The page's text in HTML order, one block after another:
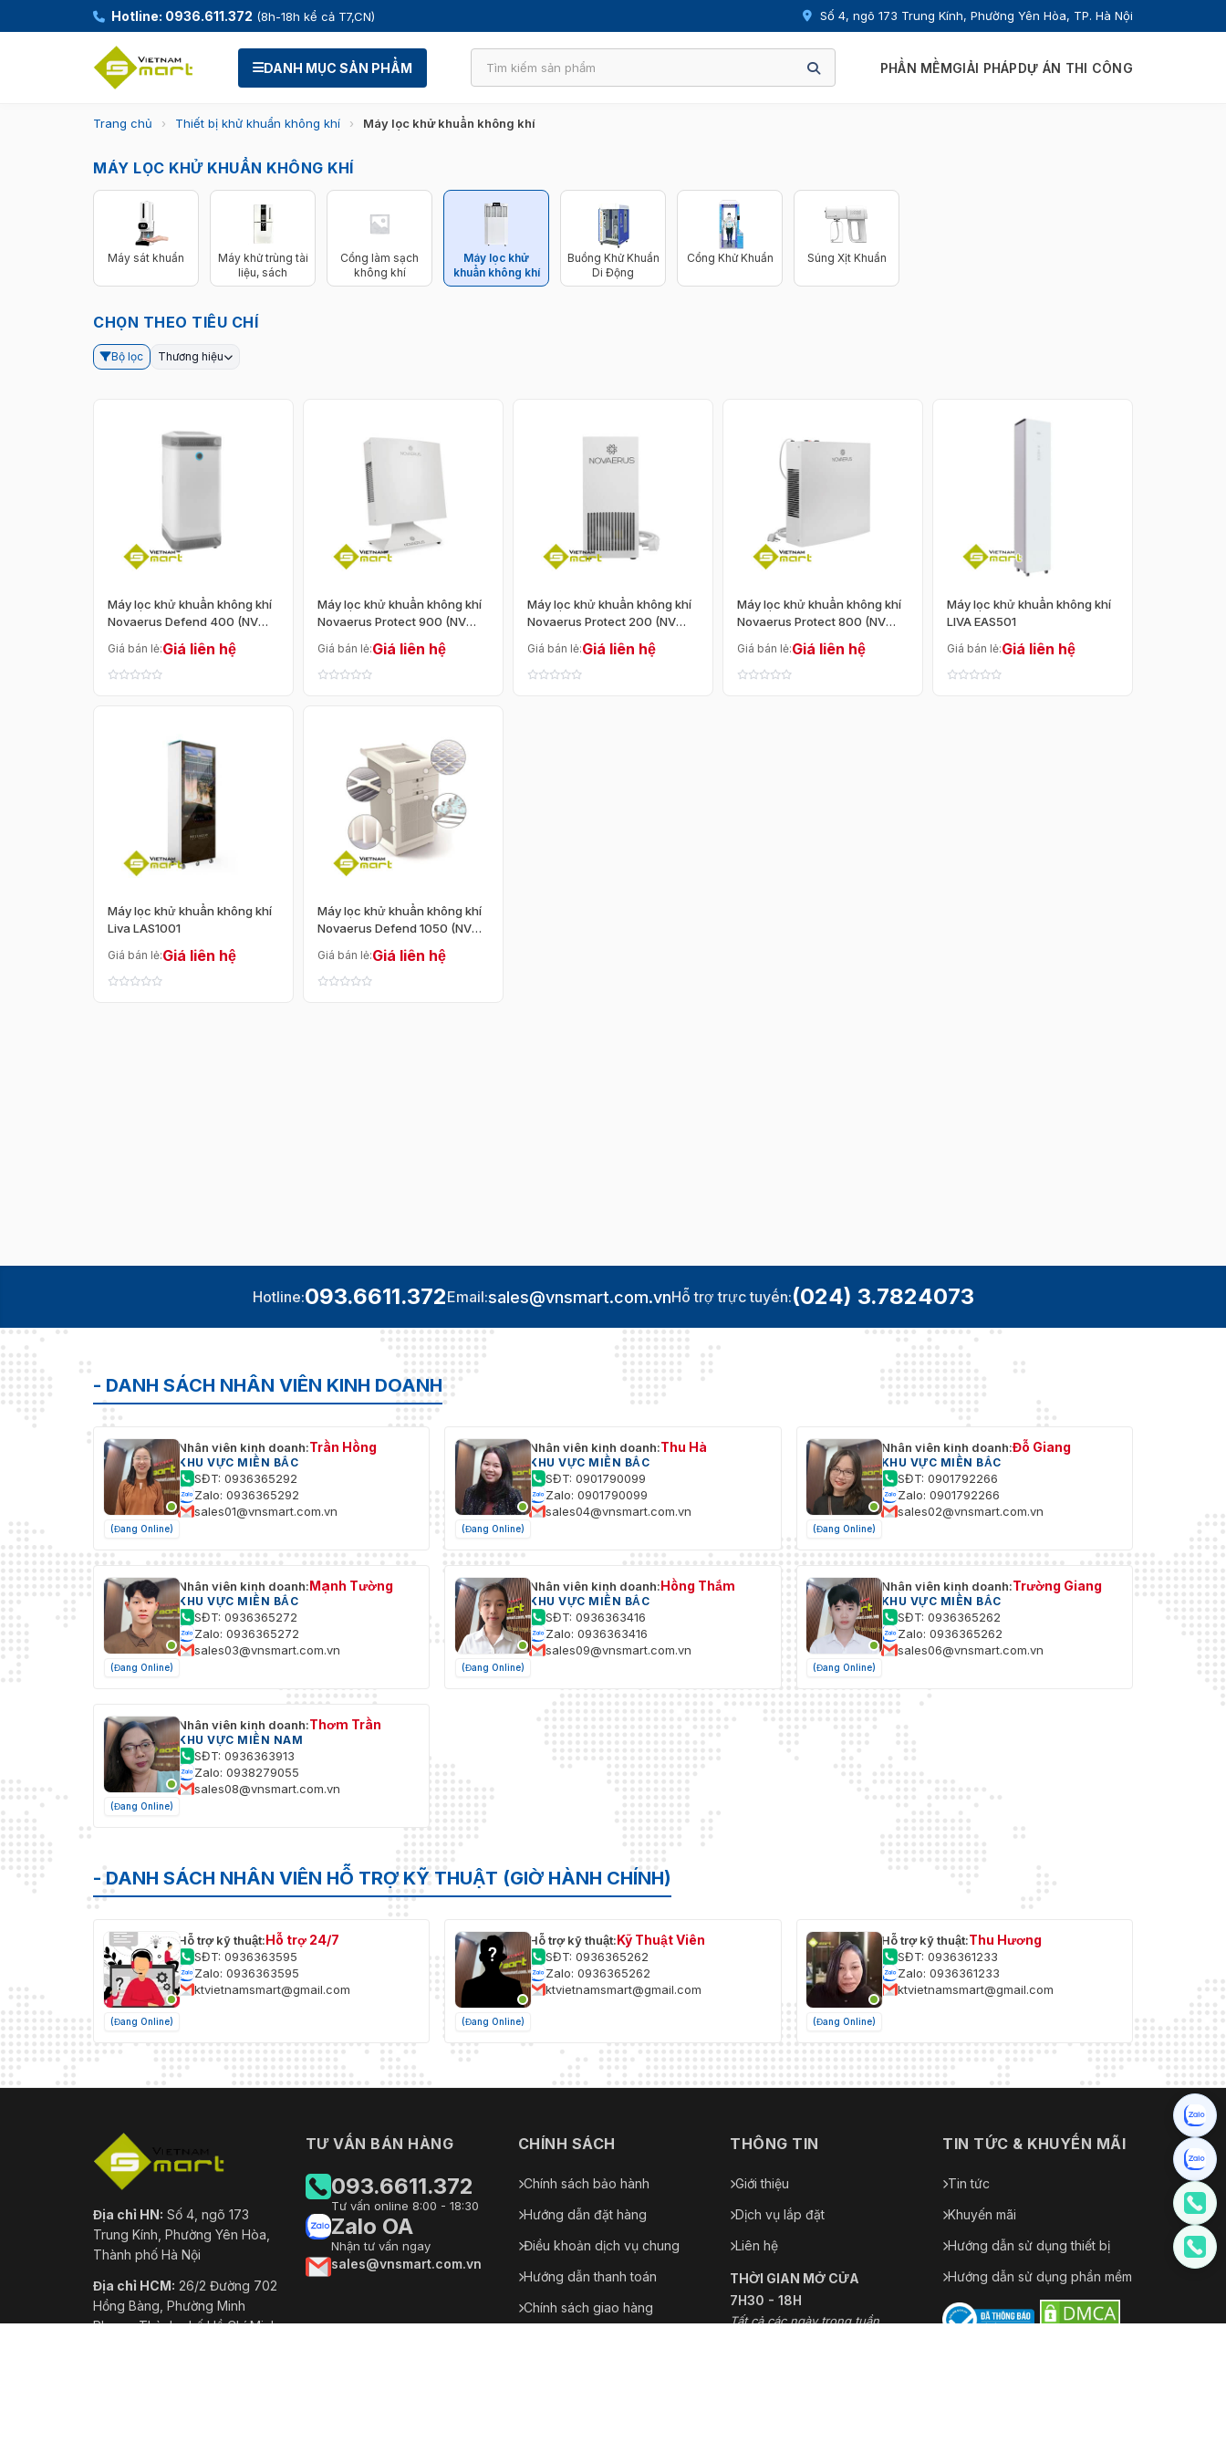
Hotline: 0936.611.372 (8h-18h kể cả T7,CN) Số 4, ngõ 173 Trung Kính, Phường Yên Hòa, TP. Hà Nội
DANH MỤC SẢN PHẨM PHẦN MỀMGIẢI PHÁPDỰ ÁN THI CÔNG
Trang chủ › Thiết bị khử khuẩn không khí › Máy lọc khử khuẩn không khí
MÁY LỌC KHỬ KHUẨN KHÔNG KHÍ
Máy sát khuẩn
Máy khử trùng tài
liệu, sách
Cổng làm sạch
không khí
Máy lọc khử
khuẩn không khí
Buồng Khử Khuẩn
Di Động
Cổng Khử Khuẩn Súng Xịt Khuẩn
CHỌN THEO TIÊU CHÍ
Bộ lọc Thương hiệu
5 - 10 triệu
—
Loại sản phẩm
Máy sát khuẩn Máy khử trùng tài liệu, sách
Cổng làm sạch không khí Máy lọc khử khuẩn không khí
Sắp xếp theo
Mặc định Giá tăng dần Giá giảm dần Mới cập nhật Bán chạy
Máy lọc khử khuẩn không khí
Novaerus Defend 400 (NV
Giá bán lẻ:Giá liên hệ
Máy lọc khử khuẩn không khí
Novaerus Protect 900 (NV
Giá bán lẻ:Giá liên hệ
Máy lọc khử khuẩn không khí
Novaerus Protect 200 (NV
Giá bán lẻ:Giá liên hệ
Máy lọc khử khuẩn không khí
Novaerus Protect 800 (NV
Giá bán lẻ:Giá liên hệ
Máy lọc khử khuẩn không khí
LIVA EAS501
Giá bán lẻ:Giá liên hệ
Máy lọc khử khuẩn không khí
Liva LAS1001
Giá bán lẻ:Giá liên hệ
Máy lọc khử khuẩn không khí
Novaerus Defend 1050 (NV
Giá bán lẻ:Giá liên hệ
Hotline:093.6611.372Email:sales@vnsmart.com.vnHỗ trợ trực tuyến:(024) 3.7824073
- DANH SÁCH NHÂN VIÊN KINH DOANH
(Đang Online)
Nhân viên kinh doanh:Trần Hồng
KHU VỰC MIỀN BẮC
SĐT: 0936365292
Zalo: 0936365292
sales01@vnsmart.com.vn
(Đang Online)
Nhân viên kinh doanh:Thu Hà
KHU VỰC MIỀN BẮC
SĐT: 0901790099
Zalo: 0901790099
sales04@vnsmart.com.vn
(Đang Online)
Nhân viên kinh doanh:Đỗ Giang
KHU VỰC MIỀN BẮC
SĐT: 0901792266
Zalo: 0901792266
sales02@vnsmart.com.vn
(Đang Online)
Nhân viên kinh doanh:Mạnh Tường
KHU VỰC MIỀN BẮC
SĐT: 0936365272
Zalo: 0936365272
sales03@vnsmart.com.vn
(Đang Online)
Nhân viên kinh doanh:Hồng Thắm
KHU VỰC MIỀN BẮC
SĐT: 0936363416
Zalo: 0936363416
sales09@vnsmart.com.vn
(Đang Online)
Nhân viên kinh doanh:Trường Giang
KHU VỰC MIỀN BẮC
SĐT: 0936365262
Zalo: 0936365262
sales06@vnsmart.com.vn
(Đang Online)
Nhân viên kinh doanh:Thơm Trần
KHU VỰC MIỀN NAM
SĐT: 0936363913
Zalo: 0938279055
sales08@vnsmart.com.vn
- DANH SÁCH NHÂN VIÊN HỖ TRỢ KỸ THUẬT (GIỜ HÀNH CHÍNH)
(Đang Online)
Hỗ trợ kỹ thuật:Hỗ trợ 24/7
SĐT: 0936363595
Zalo: 0936363595
ktvietnamsmart@gmail.com
(Đang Online)
Hỗ trợ kỹ thuật:Kỹ Thuật Viên
SĐT: 0936365262
Zalo: 0936365262
ktvietnamsmart@gmail.com
(Đang Online)
Hỗ trợ kỹ thuật:Thu Hương
SĐT: 0936361233
Zalo: 0936361233
ktvietnamsmart@gmail.com
Địa chỉ HN: Số 4, ngõ 173
Trung Kính, Phường Yên Hòa,
Thành phố Hà Nội
Địa chỉ HCM: 26/2 Đường 702
Hồng Bàng, Phường Minh
Phụng, Thành phố Hồ Chí Minh
TƯ VẤN BÁN HÀNG
093.6611.372
Tư vấn online 8:00 - 18:30
Zalo OA
Nhận tư vấn ngay
sales@vnsmart.com.vn
CHÍNH SÁCH
Chính sách bảo hành
Hướng dẫn đặt hàng
Điều khoản dịch vụ chung
Hướng dẫn thanh toán
Chính sách giao hàng
THÔNG TIN
Giới thiệu
Dịch vụ lắp đặt
Liên hệ
THỜI GIAN MỞ CỬA
7H30 - 18H
Tất cả các ngày trong tuần
TIN TỨC & KHUYẾN MÃI
Tin tức
Khuyến mãi
Hướng dẫn sử dụng thiết bị
Hướng dẫn sử dụng phần mềm